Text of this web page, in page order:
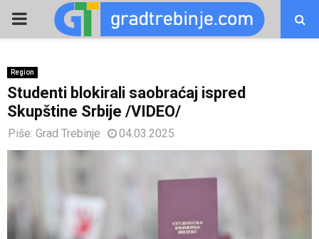
PRIMARY
Region
Studenti blokirali saobraćaj ispred
Skupštine Srbije /VIDEO/
Piše: Grad Trebinje 04.03.2025